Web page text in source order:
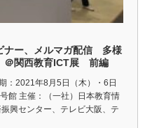
ナー、メルマガ配信 多様
＠関西教育ICT展 前編
：2021年8月5日（木）・6日
館 主催：（一社）日本教育情
興センター、テレビ大阪、テ